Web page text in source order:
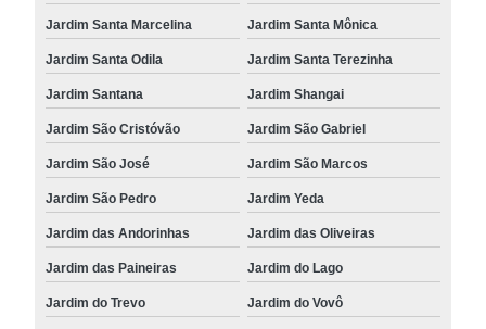
Jardim Santa Marcelina Jardim Santa Mônica
Jardim Santa Odila Jardim Santa Terezinha
Jardim Santana Jardim Shangai
Jardim São Cristóvão Jardim São Gabriel
Jardim São José Jardim São Marcos
Jardim São Pedro Jardim Yeda
Jardim das Andorinhas Jardim das Oliveiras
Jardim das Paineiras Jardim do Lago
Jardim do Trevo Jardim do Vovô